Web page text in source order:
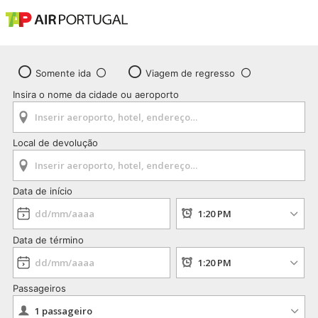
Somente ida
Viagem de regresso
Insira o nome da cidade ou aeroporto
Local de devolução
Data de início
Data de término
Passageiros